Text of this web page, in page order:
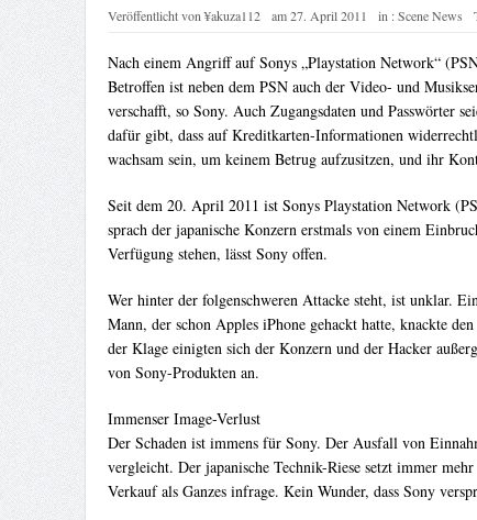
Veröffentlicht von¥akuza112 am27. April 2011 in :Scene News
Nach einem Angriff auf Sonys „Playstation Network“
Betroffen ist neben dem PSN auch der Video- und
verschafft, so Sony. Auch Zugangsdaten und Passwörter
dafür gibt, dass auf Kreditkarten-Informationen
wachsam sein, um keinem Betrug aufzusitzen, und ihr
Seit dem 20. April 2011 ist Sonys Playstation Network
sprach der japanische Konzern erstmals von einem
Verfügung stehen, lässt Sony offen.
Wer hinter der folgenschweren Attacke steht, ist unklar.
Mann, der schon Apples iPhone gehackt hatte, knackte
der Klage einigten sich der Konzern und der Hacker
von Sony-Produkten an.
Immenser Image-Verlust
Der Schaden ist immens für Sony. Der Ausfall von
vergleicht. Der japanische Technik-Riese setzt immer
Verkauf als Ganzes infrage. Kein Wunder, dass Sony